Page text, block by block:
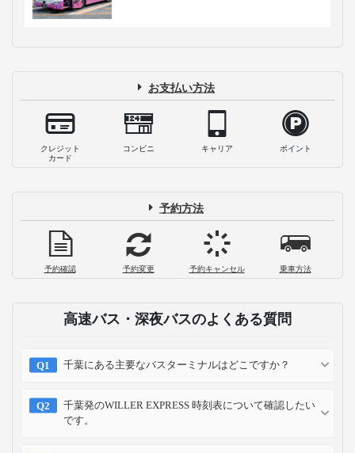
お支払い方法
クレジット
カード
コンビニ キャリア ポイント
予約方法
予約確認 予約変更 予約キャンセル 乗車方法
高速バス・深夜バスのよくある質問
千葉にある主要なバスターミナルはどこですか？
千葉発のWILLER EXPRESS 時刻表について確認したい
です。